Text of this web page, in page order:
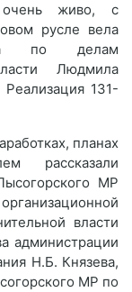
очень живо, с
русле вела
по делам
Людмила
131-
планах
рассказали
МР
власти
администрации
Н.Б. Князева,
МР по